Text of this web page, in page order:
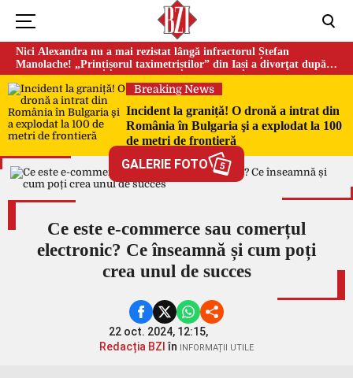
Nici Alexandra nu a mai rezistat lângă infractorul Ștefan
Manolache! „Prințișorul taximetriștilor” din Iași a divorţat după
doi ani de căsnicie
Breaking News
Incident la graniță! O dronă a intrat din
România în Bulgaria şi a explodat la 100
de metri de frontieră
GALERIE FOTO 5
Ce este e-commerce sau comerțul
electronic? Ce înseamnă și cum poți
crea unul de succes
22 oct. 2024, 12:15,
Redacția BZI în INFORMAȚII UTILE